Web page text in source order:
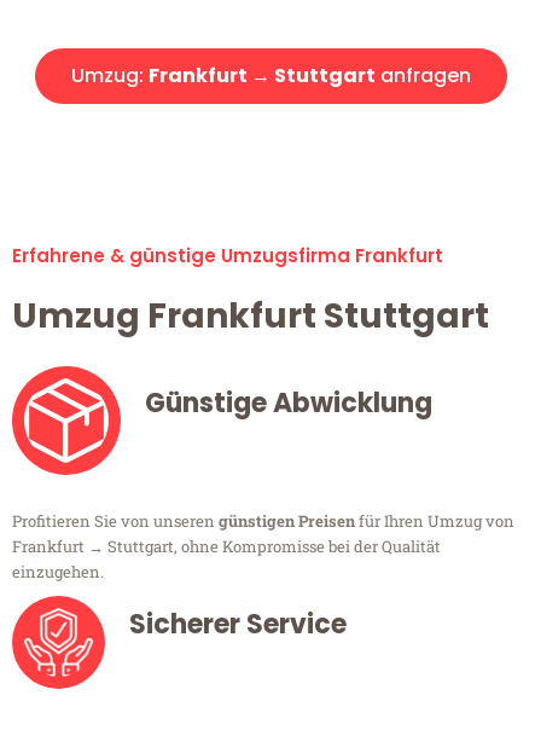
Umzug: Frankfurt → Stuttgart anfragen
Erfahrene & günstige Umzugsfirma Frankfurt
Umzug Frankfurt Stuttgart
Günstige Abwicklung
Profitieren Sie von unseren günstigen Preisenfür Ihren Umzug von
Frankfurt → Stuttgart, ohne Kompromisse bei der Qualität
einzugehen.
Sicherer Service